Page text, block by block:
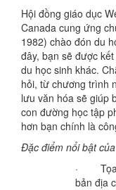
Hội đồng giáo dục
Canada cung ứng
1982) chào đón du
đây, bạn sẽ được
du học sinh khác.
hỏi, từ chương trình
lưu văn hóa sẽ giúp
con đường học tập
hơn bạn chính là
Đặc điểm nổi bật
· Tọa
bản địa